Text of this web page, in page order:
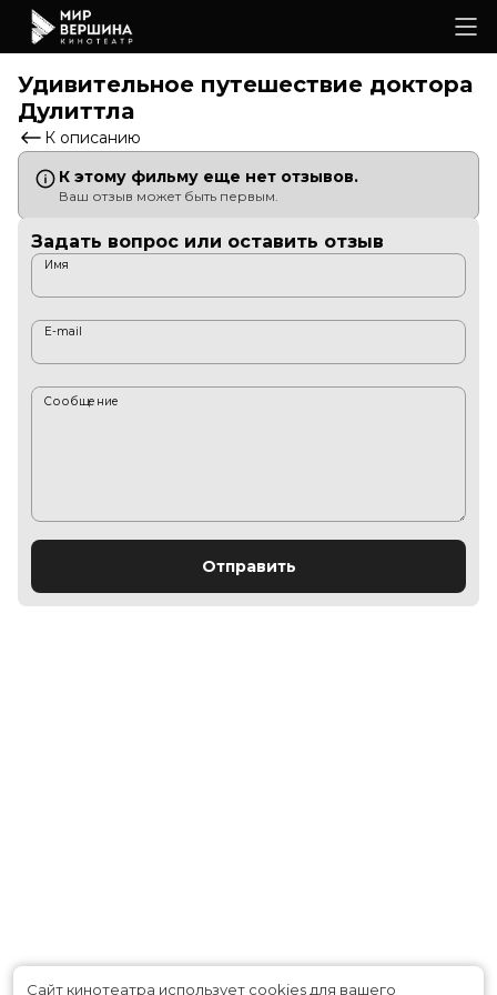
Удивительное путешествие доктора
Дулиттла
К описанию
К этому фильму еще нет отзывов.
Ваш отзыв может быть первым.
Задать вопрос или оставить отзыв
Имя
E-mail
Сообщение
Отправить
Сайт кинотеатра использует cookies для вашего